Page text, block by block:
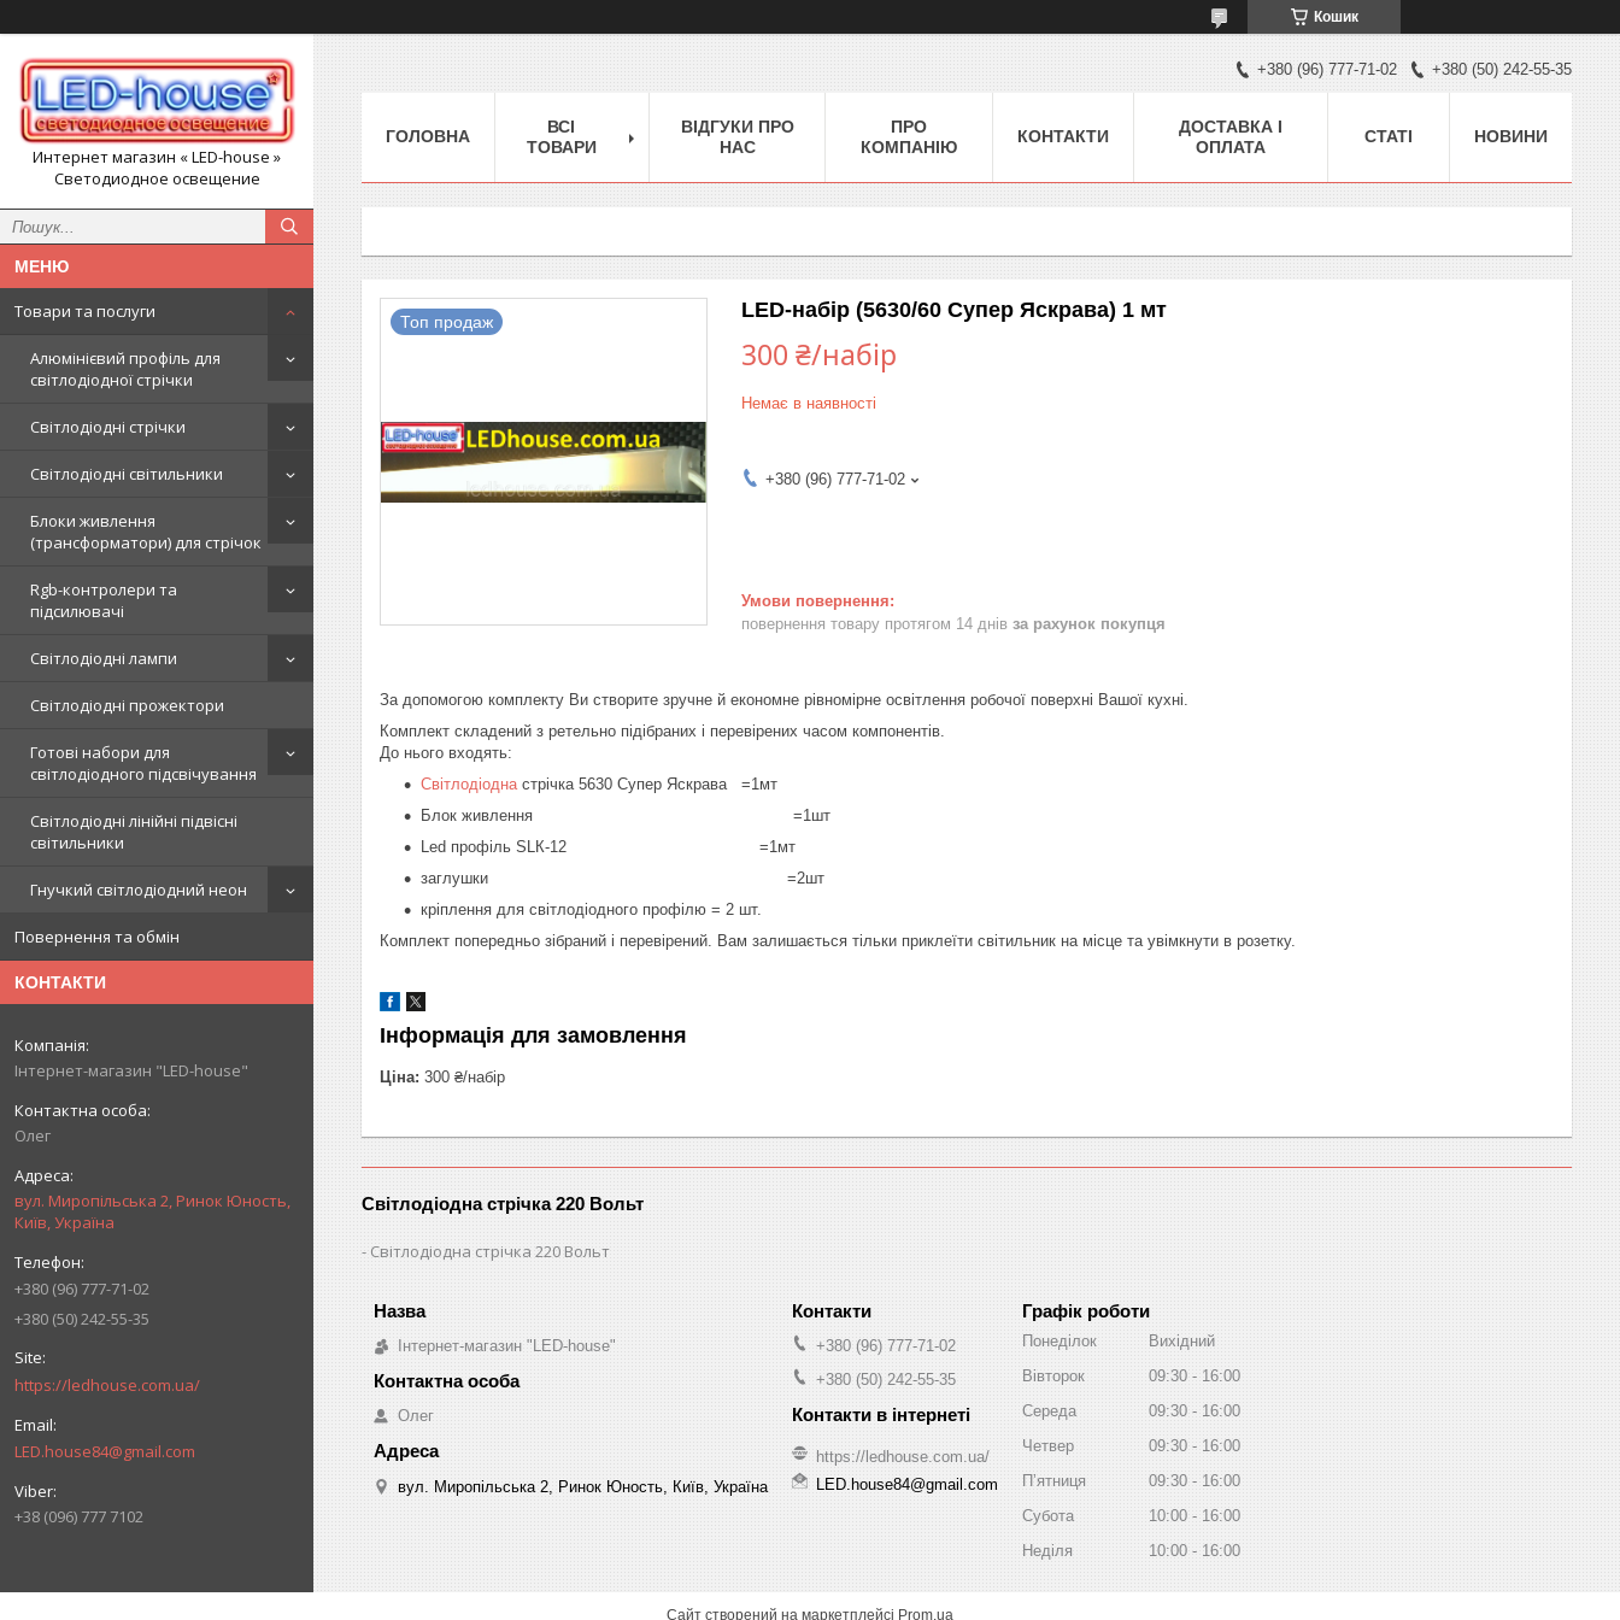
Кошик
Интернет магазин « LED-house »
Светодиодное освещение
Товари та послуги
Алюмінієвий профіль для
світлодіодної стрічки
Світлодіодні стрічки
Світлодіодні світильники
Блоки живлення
(трансформатори) для стрічок
Rgb-контролери та
підсилювачі
Світлодіодні лампи
Світлодіодні прожектори
Готові набори для
світлодіодного підсвічування
Світлодіодні лінійні підвісні
світильники
Гнучкий світлодіодний неон
Повернення та обмін
КОНТАКТИ
Інтернет-магазин "LED-house"
Олег
вул. Миропільська 2, Ринок Юность,
Київ, Україна
+380 (96) 777-71-02
+380 (50) 242-55-35
https://ledhouse.com.ua/
LED.house84@gmail.com
+38 (096) 777 7102
+380 (96) 777-71-02 +380 (50) 242-55-35
ГОЛОВНА
ВСІ
ТОВАРИ
ВІДГУКИ ПРО
НАС
ПРО
КОМПАНІЮ
КОНТАКТИ
ДОСТАВКА І
ОПЛАТА
СТАТІ НОВИНИ
Топ продаж LED-набір (5630/60 Супер Яскрава) 1 мт
300 ₴/набір
Немає в наявності
+380 (96) 777-71-02
повернення товару протягом 14 днів за рахунок покупця
За допомогою комплекту Ви створите зручне й економне рівномірне освітлення робочої поверхні Вашої кухні.
Комплект складений з ретельно підібраних і перевірених часом компонентів.
До нього входять:
Світлодіодна стрічка 5630 Супер Яскрава =1мт
Блок живлення =1шт
Led профіль SLК-12 =1мт
заглушки =2шт
кріплення для світлодіодного профілю = 2 шт.
Комплект попередньо зібраний і перевірений. Вам залишається тільки приклеїти світильник на місце та увімкнути в розетку.
Інформація для замовлення
Ціна: 300 ₴/набір
Світлодіодна стрічка 220 Вольт
Світлодіодна стрічка 220 Вольт
Інтернет-магазин "LED-house"
Олег
вул. Миропільська 2, Ринок Юность, Київ, Україна
+380 (96) 777-71-02
+380 (50) 242-55-35
https://ledhouse.com.ua/
LED.house84@gmail.com
Графік роботи
Понеділок
Вихідний
Вівторок
09:30
16:00
Середа
09:30
16:00
Четвер
09:30
16:00
Пʼятниця
09:30
16:00
Субота
10:00
16:00
Неділя
10:00 16:00
Сайт створений на маркетплейсі Prom.ua